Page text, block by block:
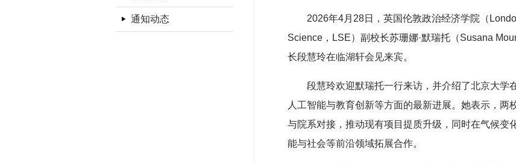
通知动态
2026年4月28日，英国伦敦政治经济学院（
Science，LSE）副校长苏珊娜·默瑞托（Susana
长段慧玲在临湖轩会见来宾。
段慧玲欢迎默瑞托一行来访，并介绍了北京大学
人工智能与教育创新等方面的最新进展。她表示，两
与院系对接，推动现有项目提质升级，同时在气候变
能与社会等前沿领域拓展合作。